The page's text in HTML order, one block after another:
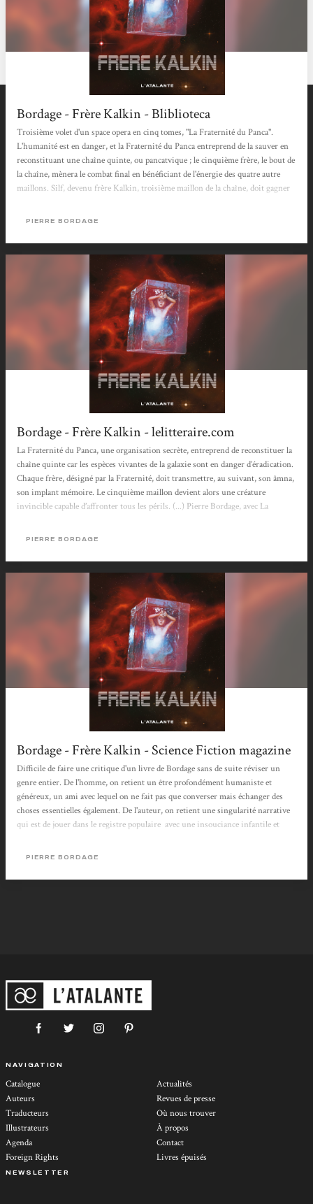
Bordage - Frère Kalkin - Bliblioteca
Troisième volet d'un space opera en cinq tomes, "La Fraternité du Panca".
L'humanité est en danger, et la Fraternité du Panca entreprend de la sauver en
reconstituant une chaîne quinte, ou pancatvique ; le cinquième frère, le bout de
la chaîne, mènera le combat final en bénéficiant de l'énergie des quatre autre
maillons. Silf, devenu frère Kalkin, troisième maillon de la chaîne, doit gagner
femme, Vilnéa, est lancée à sa poursuite. Biblioteca, Paris
PIERRE BORDAGE
Bordage - Frère Kalkin - lelitteraire.com
La Fraternité du Panca, une organisation secrète, entreprend de reconstituer la
chaîne quinte car les espèces vivantes de la galaxie sont en danger d’éradication.
Chaque frère, désigné par la Fraternité, doit transmettre, au suivant, son âmna,
son implant mémoire. Le cinquième maillon devient alors une créature
invincible capable d’affronter tous les périls. (...) Pierre Bordage, avec La
diversité qui peut en résulter tant dans les structures sociales et politiques que
PIERRE BORDAGE
Bordage - Frère Kalkin - Science Fiction magazine
Difficile de faire une critique d'un livre de Bordage sans de suite réviser un
genre entier. De l'homme, on retient un être profondément humaniste et
généreux, un ami avec lequel on ne fait pas que converser mais échanger des
choses essentielles également. De l'auteur, on retient une singularité narrative
qui est de jouer dans le registre populaire avec une insouciance infantile et
SF au moyen d'un romanesque mobilisé par un important travail linguistique
PIERRE BORDAGE
NAVIGATION
Catalogue
Auteurs
Traducteurs
Illustrateurs
Agenda
Foreign Rights
Actualités
Revues de presse
Où nous trouver
À propos
Contact
Livres épuisés
NEWSLETTER